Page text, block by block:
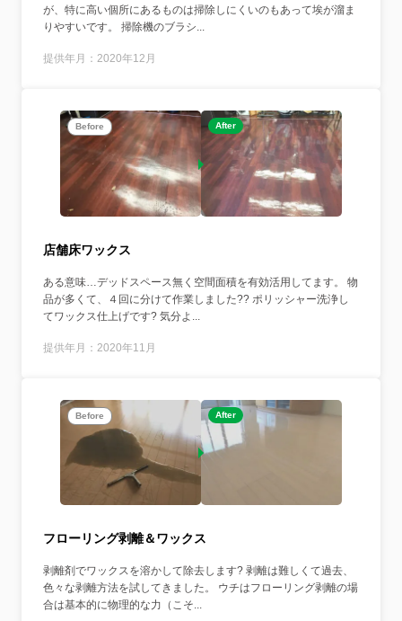
が、特に高い個所にあるものは掃除しにくいのもあって埃が溜ま
りやすいです。 掃除機のブラシ...
提供年月：2020年12月
Before After
店舗床ワックス
ある意味…デッドスペース無く空間面積を有効活用してます。 物
品が多くて、４回に分けて作業しました?? ポリッシャー洗浄し
てワックス仕上げです? 気分よ...
提供年月：2020年11月
Before After
フローリング剥離＆ワックス
剥離剤でワックスを溶かして除去します? 剥離は難しくて過去、
色々な剥離方法を試してきました。 ウチはフローリング剥離の場
合は基本的に物理的な力（こそ...